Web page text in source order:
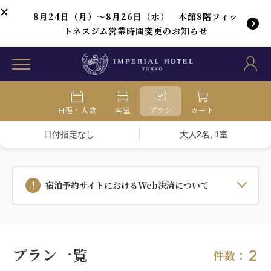
8月24日（月）～8月26日（水） 本館8階フィッ
トネスジム営業時間変更のお知らせ
日程・人数 客室 プラン カート
日付指定なし 大人2名, 1室
宿泊予約サイトにおけるWeb決済について
プラン一覧 件数： 2